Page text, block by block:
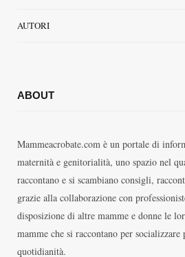
AUTORI
ABOUT
Mammeacrobate.com è un portale di
maternità e genitorialità, uno spazio nel
raccontano e si scambiano consigli,
grazie alla collaborazione con
disposizione di altre mamme e donne le
mamme che si raccontano per
quotidianità.